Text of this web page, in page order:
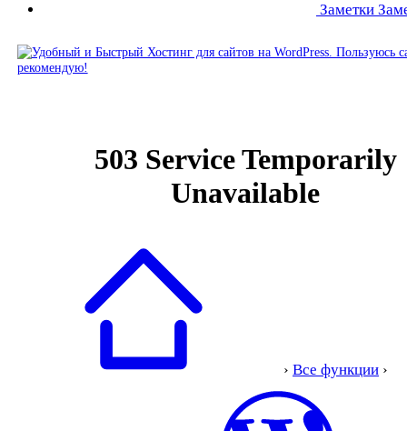
Заметки
› Все функции ›